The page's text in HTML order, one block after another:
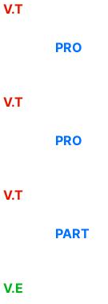
V.T
PRO
V.T
PRO
V.T
PART
V.E